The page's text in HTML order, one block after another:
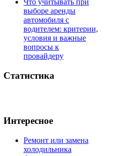
Что учитывать при
выборе аренды
автомобиля с
водителем: критерии,
условия и важные
вопросы к
провайдеру
Статистика
Интересное
Ремонт или замена
холодильника